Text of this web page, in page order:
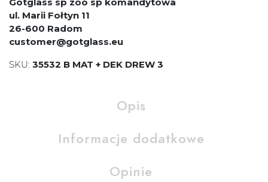
ul. Marii Fołtyn 11
26-600 Radom
customer@gotglass.eu
SKU: 35532 B MAT + DEK DREW 3
Opis
Informacje dodatkowe
Opinie